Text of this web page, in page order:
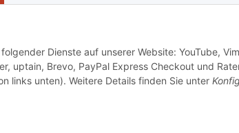
Dienste auf unserer Website: YouTube,
uptain, Brevo, PayPal Express Checkout und
links unten). Weitere Details finden Sie unter
18 Jahren.